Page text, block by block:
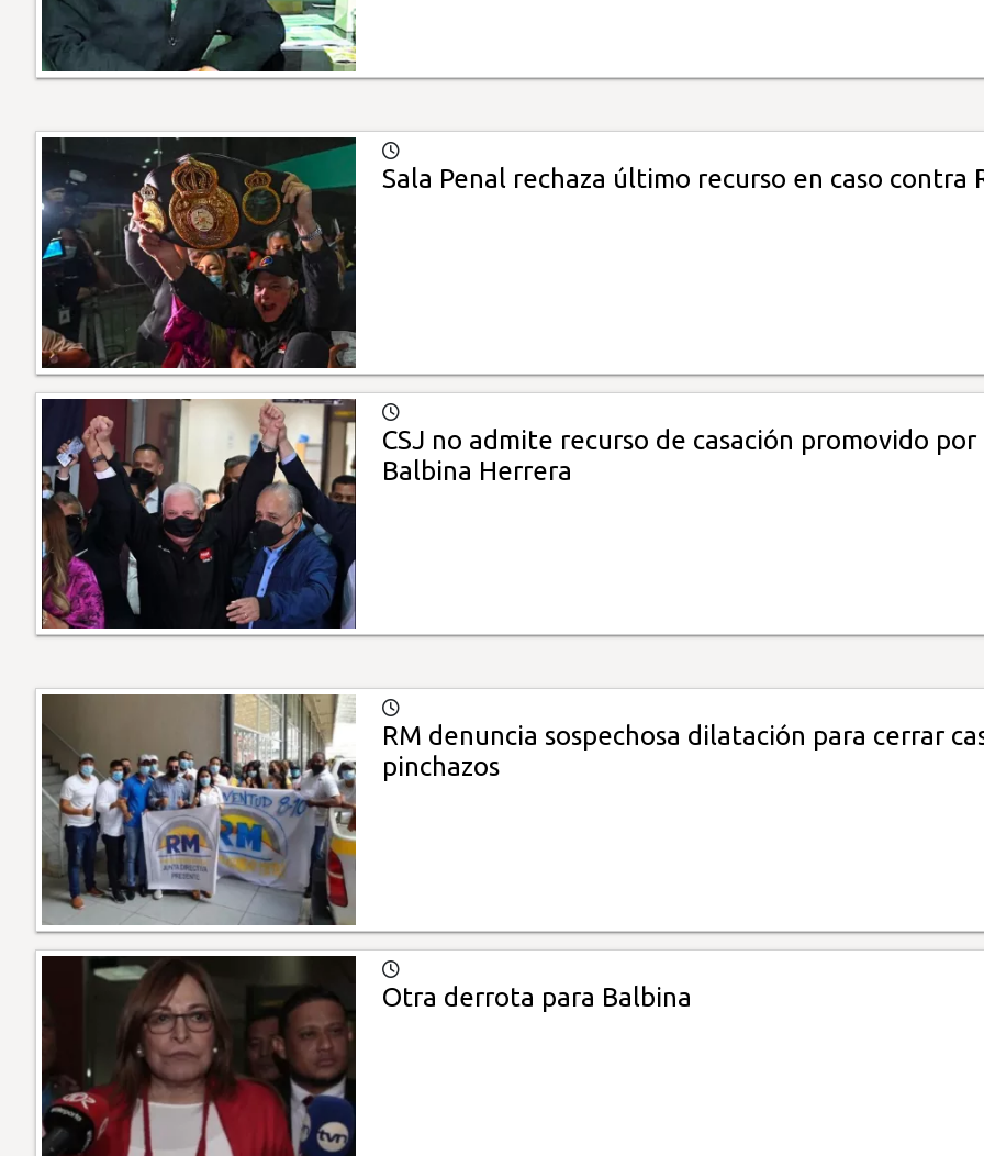
Sala Penal rechaza último recurso en caso contra
CSJ no admite recurso de casación promovido por
Balbina Herrera
RM denuncia sospechosa dilatación para cerrar
pinchazos
Otra derrota para Balbina